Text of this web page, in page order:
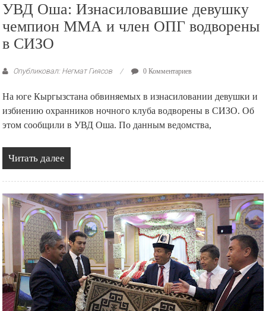
УВД Оша: Изнасиловавшие девушку
чемпион ММА и член ОПГ водворены
в СИЗО
Опубликовал: Негмат Гиясов 0 Комментариев
На юге Кыргызстана обвиняемых в изнасиловании девушки и
избиению охранников ночного клуба водворены в СИЗО. Об
этом сообщили в УВД Оша. По данным ведомства,
Читать далее